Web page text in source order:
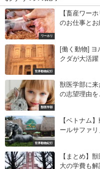
ワーホリ
【畜産ワー
のお仕事とお
世界動物紀行
[働く動物] ヨ
クダが大活躍
獣医学部
獣医学部に
の志望理由を
世界動物紀行
【ベトナム
ールサファリ
【まとめ】
大の学費も解